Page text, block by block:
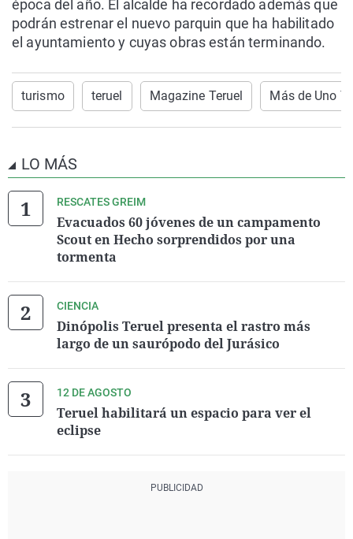
época del año. El alcalde ha recordado además que
podrán estrenar el nuevo parquin que ha habilitado
el ayuntamiento y cuyas obras están terminando.
turismo teruel Magazine Teruel Más de Uno
LO MÁS
RESCATES GREIM
Evacuados 60 jóvenes de un campamento
Scout en Hecho sorprendidos por una
tormenta
CIENCIA
Dinópolis Teruel presenta el rastro más
largo de un saurópodo del Jurásico
12 DE AGOSTO
Teruel habilitará un espacio para ver el
eclipse